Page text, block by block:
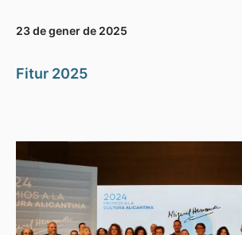
23 de gener de 2025
Fitur 2025